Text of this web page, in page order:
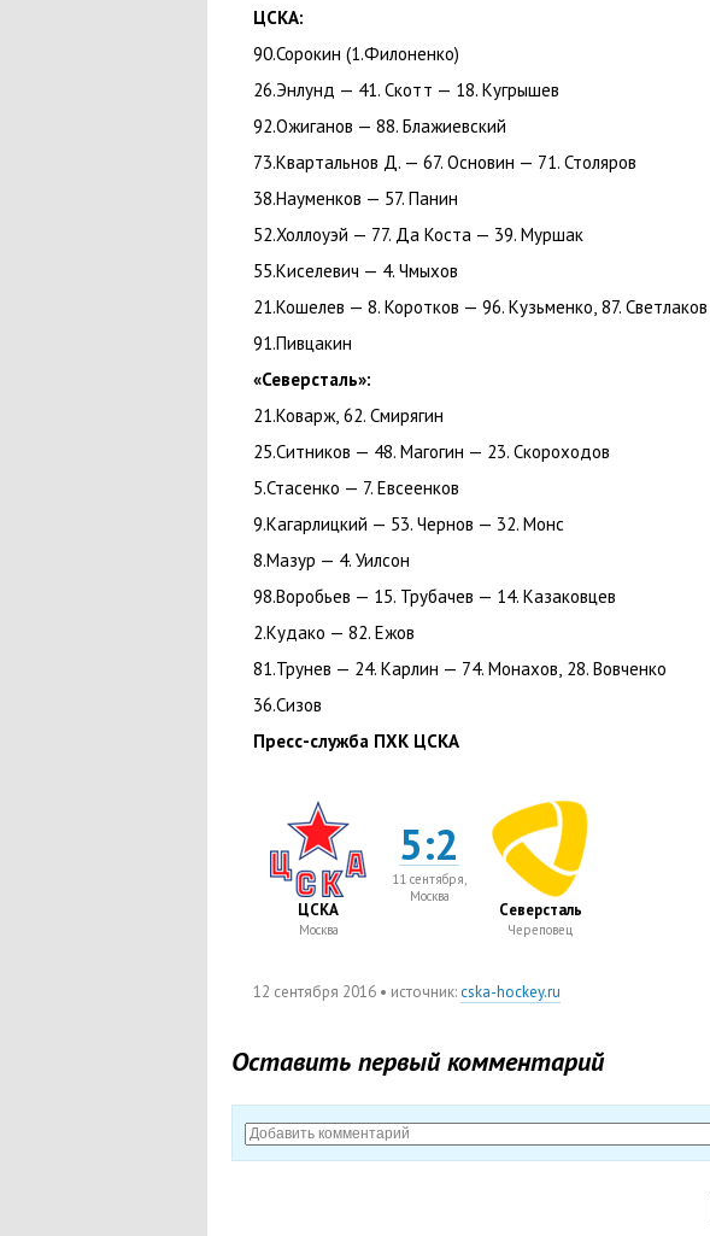
ЦСКА:
90.Сорокин (1.Филоненко)
26.Энлунд — 41. Скотт — 18. Кугрышев
92.Ожиганов — 88. Блажиевский
73.Квартальнов Д. — 67. Основин — 71. Столяров
38.Науменков — 57. Панин
52.Холлоуэй — 77. Да Коста — 39. Муршак
55.Киселевич — 4. Чмыхов
21.Кошелев — 8. Коротков — 96. Кузьменко, 87. Светлаков
91.Пивцакин
«Северсталь»:
21.Коварж, 62. Смирягин
25.Ситников — 48. Магогин — 23. Скороходов
5.Стасенко — 7. Евсеенков
9.Кагарлицкий — 53. Чернов — 32. Монс
8.Мазур — 4. Уилсон
98.Воробьев — 15. Трубачев — 14. Казаковцев
2.Кудако — 82. Ежов
81.Трунев — 24. Карлин — 74. Монахов, 28. Вовченко
36.Сизов
Пресс-служба ПХК ЦСКА
ЦСКА
Москва
5:2
11 сентября,
Москва
Северсталь
Череповец
12 сентября 2016 • источник:cska-hockey.ru
Оставить первый комментарий